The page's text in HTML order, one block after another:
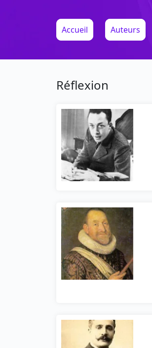
Accueil Auteurs
Réflexion